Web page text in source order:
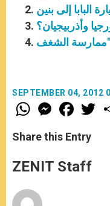
البابا إلى بنين
وأذربيجيان؟
SEPTEMBER 04, 2012
W
h
t
s
p
p
M
e
s
e
g
e
F
a
e
b
o
k
w
Share this Entry
ZENIT Staff